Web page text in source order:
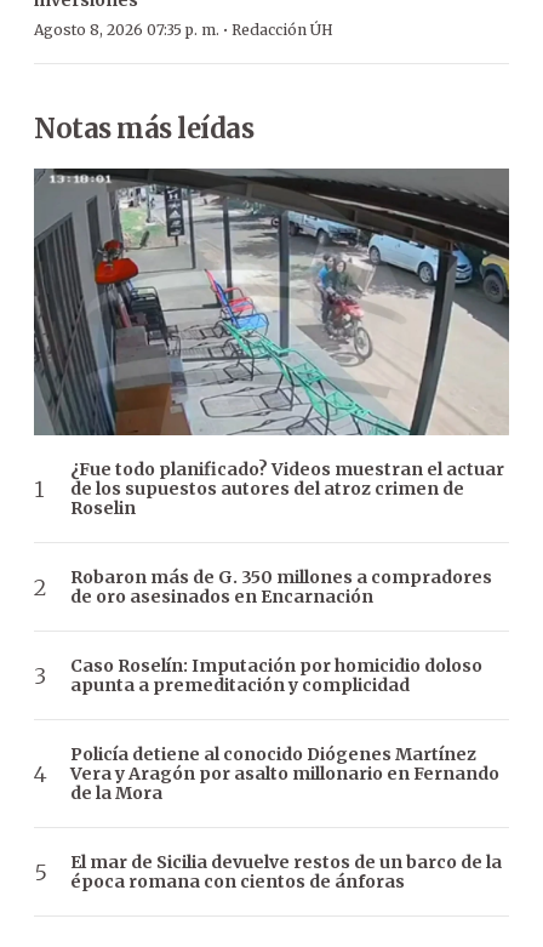
Agosto 8, 2026 07:35 p. m. · Redacción ÚH
Notas más leídas
¿Fue todo planificado? Videos muestran el actuar
de los supuestos autores del atroz crimen de
Roselin
Robaron más de G. 350 millones a compradores
de oro asesinados en Encarnación
Caso Roselín: Imputación por homicidio doloso
apunta a premeditación y complicidad
Policía detiene al conocido Diógenes Martínez
Vera y Aragón por asalto millonario en Fernando
de la Mora
El mar de Sicilia devuelve restos de un barco de la
época romana con cientos de ánforas